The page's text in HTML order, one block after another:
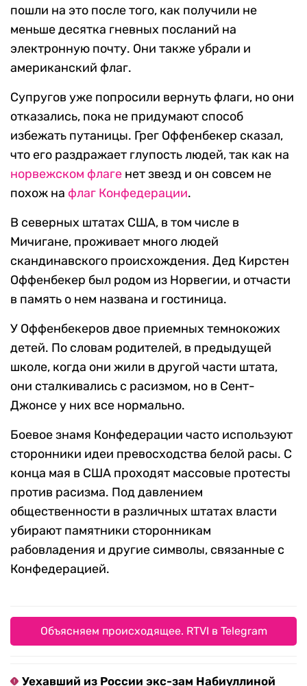
пошли на это после того, как получили не
меньше десятка гневных посланий на
электронную почту. Они также убрали и
американский флаг.
Супругов уже попросили вернуть флаги, но они
отказались, пока не придумают способ
избежать путаницы. Грег Оффенбекер сказал,
что его раздражает глупость людей, так как на
норвежском флаге нет звезд и он совсем не
похож на флаг Конфедерации.
В северных штатах США, в том числе в
Мичигане, проживает много людей
скандинавского происхождения. Дед Кирстен
Оффенбекер был родом из Норвегии, и отчасти
в память о нем названа и гостиница.
У Оффенбекеров двое приемных темнокожих
детей. По словам родителей, в предыдущей
школе, когда они жили в другой части штата,
они сталкивались с расизмом, но в Сент-
Джонсе у них все нормально.
Боевое знамя Конфедерации часто используют
сторонники идеи превосходства белой расы. С
конца мая в США проходят массовые протесты
против расизма. Под давлением
общественности в различных штатах власти
убирают памятники сторонникам
рабовладения и другие символы, связанные с
Конфедерацией.
Объясняем происходящее. RTVI в Telegram
Уехавший из России экс-зам Набиуллиной